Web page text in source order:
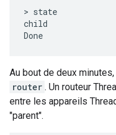
> state
child
Au bout de deux
router . Un routeur
entre les appareils
"parent".